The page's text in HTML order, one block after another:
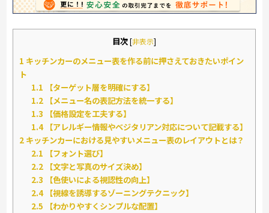
目次[非表示]
1 キッチンカーのメニュー表を作る前に押さえておきたいポイン
ト
1.1 【ターゲット層を明確にする】
1.2 【メニュー名の表記方法を統一する】
1.3 【価格設定を工夫する】
1.4【アレルギー情報やベジタリアン対応について記載する】
2 キッチンカーにおける見やすいメニュー表のレイアウトとは？
2.1 【フォント選び】
2.2 【文字と写真のサイズ決め】
2.3 【色使いによる視認性の向上】
2.4【視線を誘導するゾーニングテクニック】
2.5 【わかりやすくシンプルな配置】